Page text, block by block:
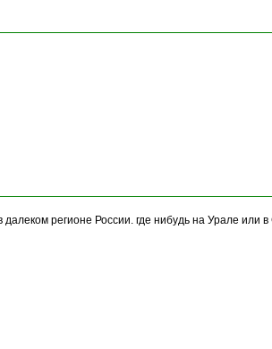
регионе России. где нибудь на Урале или